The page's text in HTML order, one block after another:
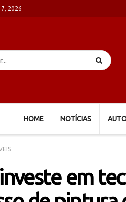
2026
HOME NOTÍCIAS
em